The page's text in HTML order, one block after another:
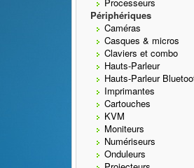
Périphériques
Caméras
Casques & micros
Claviers et combo
Hauts-Parleur
Hauts-Parleur
Imprimantes
Cartouches
KVM
Moniteurs
Numériseurs
Onduleurs